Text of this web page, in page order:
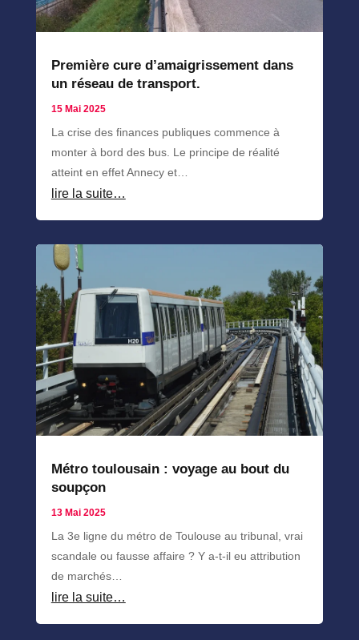
Première cure d’amaigrissement dans
un réseau de transport.
15 Mai 2025
La crise des finances publiques commence à
monter à bord des bus. Le principe de réalité
atteint en effet Annecy et…
lire la suite…
Métro toulousain : voyage au bout du
soupçon
13 Mai 2025
La 3e ligne du métro de Toulouse au tribunal, vrai
scandale ou fausse affaire ? Y a-t-il eu attribution
de marchés…
lire la suite…